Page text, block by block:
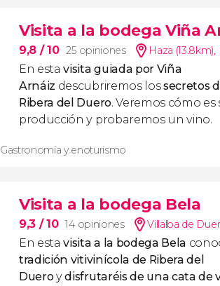
Visita a la bodega Viña
9,8 / 10 25 opiniones Haza (13.8km),
En estavisita guiada por Viña
Arnáiz descubriremos lossecretos
Ribera del Duero. Veremos cómo es
producción y probaremos un vino.
Gastronomía y enoturismo
Visita a la bodega Bela
9,3 / 10 14 opiniones Villalba de
En esta visita a la bodega Bela
tradición vitivinícola de Ribera del
Dueroydisfrutaréis de una cata de